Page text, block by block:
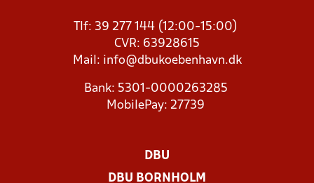
Tlf: 39 277 144 (12:00-15:00)
CVR: 63928615
Mail: info@dbukoebenhavn.dk
Bank: 5301-0000263285
MobilePay: 27739
DBU
DBU BORNHOLM